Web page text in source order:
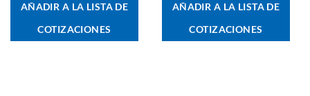
AÑADIR A LA LISTA DE
COTIZACIONES
AÑADIR A LA LISTA DE
COTIZACIONES